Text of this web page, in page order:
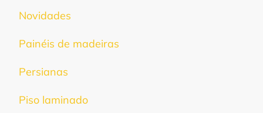
Novidades
Painéis de madeiras
Persianas
Piso laminado